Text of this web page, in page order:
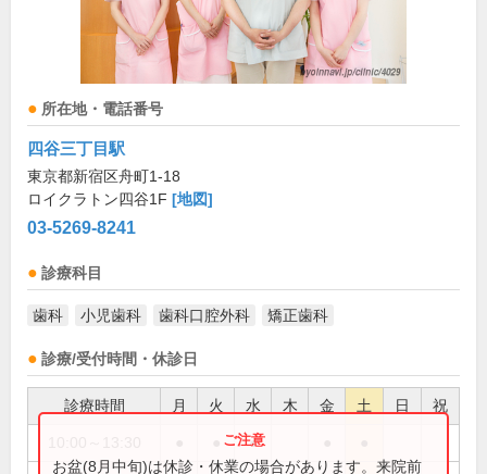
所在地・電話番号
四谷三丁目駅
東京都新宿区舟町1-18
ロイクラトン四谷1F [地図]
03-5269-8241
診療科目
歯科 小児歯科 歯科口腔外科 矯正歯科
診療/受付時間・休診日
診療時間 月 火 水 木 金 土 日 祝
●
お盆(8月中旬)は休診・休業の場合があります。来院前